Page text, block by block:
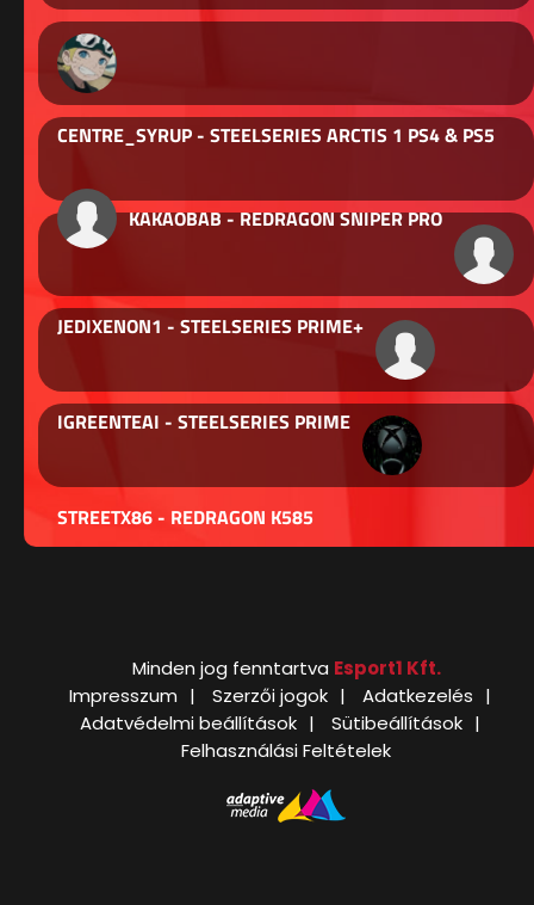
CENTRE_SYRUP - STEELSERIES ARCTIS 1 PS4 & PS5
KAKAOBAB - REDRAGON SNIPER PRO
JEDIXENON1 - STEELSERIES PRIME+
IGREENTEAI - STEELSERIES PRIME
STREETX86 - REDRAGON K585
Minden jog fenntartva Esport1 Kft.
Impresszum
Szerzői jogok
Adatkezelés
Adatvédelmi beállítások
Sütibeállítások
Felhasználási Feltételek